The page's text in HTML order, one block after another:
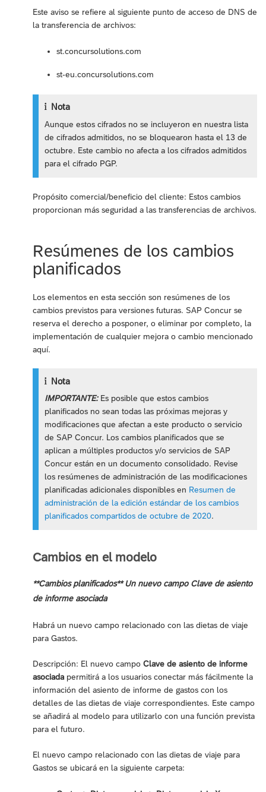
Este aviso se refiere al siguiente punto de acceso de DNS de
la transferencia de archivos:
st.concursolutions.com
st-eu.concursolutions.com
Nota
Aunque estos cifrados no se incluyeron en nuestra lista
de cifrados admitidos, no se bloquearon hasta el 13 de
octubre. Este cambio no afecta a los cifrados admitidos
para el cifrado PGP.
Propósito comercial/beneficio del cliente: Estos cambios
proporcionan más seguridad a las transferencias de archivos.
Resúmenes de los cambios
planificados
Los elementos en esta sección son resúmenes de los
cambios previstos para versiones futuras. SAP Concur se
reserva el derecho a posponer, o eliminar por completo, la
implementación de cualquier mejora o cambio mencionado
aquí.
Nota
IMPORTANTE:Es posible que estos cambios
planificados no sean todas las próximas mejoras y
modificaciones que afectan a este producto o servicio
de SAP Concur. Los cambios planificados que se
aplican a múltiples productos y/o servicios de SAP
Concur están en un documento consolidado. Revise
los resúmenes de administración de las modificaciones
planificadas adicionales disponibles en Resumen de
administración de la edición estándar de los cambios
planificados compartidos de octubre de 2020.
Cambios en el modelo
**Cambios planificados** Un nuevo campo Clave de asiento
de informe asociada
Habrá un nuevo campo relacionado con las dietas de viaje
para Gastos.
Descripción: El nuevo campo Clave de asiento de informe
asociada permitirá a los usuarios conectar más fácilmente la
información del asiento de informe de gastos con los
detalles de las dietas de viaje correspondientes. Este campo
se añadirá al modelo para utilizarlo con una función prevista
para el futuro.
El nuevo campo relacionado con las dietas de viaje para
Gastos se ubicará en la siguiente carpeta: